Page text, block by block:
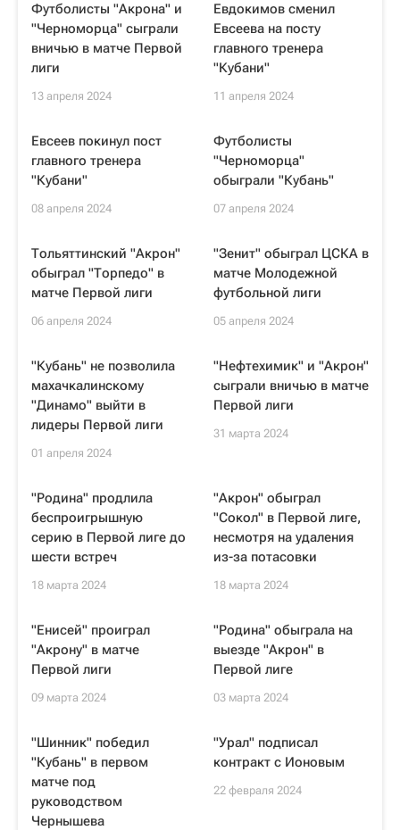
Футболисты "Акрона" и
"Черноморца" сыграли
вничью в матче Первой
лиги
13 апреля 2024
Евдокимов сменил
Евсеева на посту
главного тренера
"Кубани"
11 апреля 2024
Евсеев покинул пост
главного тренера
"Кубани"
08 апреля 2024
Футболисты
"Черноморца"
обыграли "Кубань"
07 апреля 2024
Тольяттинский "Акрон"
обыграл "Торпедо" в
матче Первой лиги
06 апреля 2024
"Зенит" обыграл ЦСКА в
матче Молодежной
футбольной лиги
05 апреля 2024
"Кубань" не позволила
махачкалинскому
"Динамо" выйти в
лидеры Первой лиги
01 апреля 2024
"Нефтехимик" и "Акрон"
сыграли вничью в матче
Первой лиги
31 марта 2024
"Родина" продлила
беспроигрышную
серию в Первой лиге до
шести встреч
18 марта 2024
"Акрон" обыграл
"Сокол" в Первой лиге,
несмотря на удаления
из-за потасовки
18 марта 2024
"Енисей" проиграл
"Акрону" в матче
Первой лиги
09 марта 2024
"Родина" обыграла на
выезде "Акрон" в
Первой лиге
03 марта 2024
"Шинник" победил
"Кубань" в первом
матче под
руководством
Чернышева
"Урал" подписал
контракт с Ионовым
22 февраля 2024